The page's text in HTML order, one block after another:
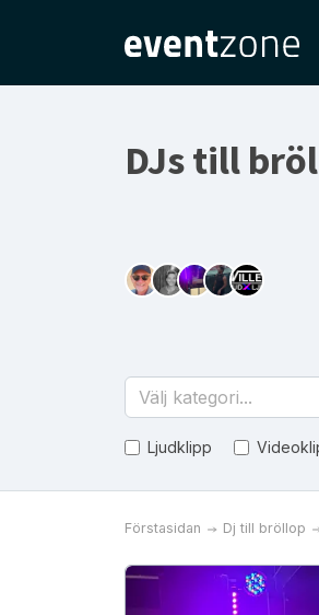
DJs till
Välj kategori...
Ljudklipp
Förstasidan Dj till bröllop